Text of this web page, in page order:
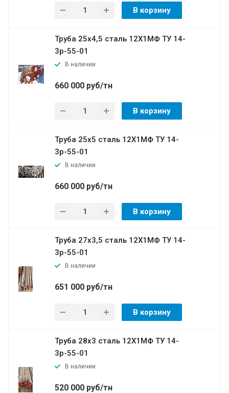
В корзину
Труба 25х4,5 сталь 12Х1МФ ТУ 14-
3р-55-01
В наличии
660 000 руб/тн
В корзину
Труба 25х5 сталь 12Х1МФ ТУ 14-
3р-55-01
В наличии
660 000 руб/тн
В корзину
Труба 27х3,5 сталь 12Х1МФ ТУ 14-
3р-55-01
В наличии
651 000 руб/тн
В корзину
Труба 28х3 сталь 12Х1МФ ТУ 14-
3р-55-01
В наличии
520 000 руб/тн